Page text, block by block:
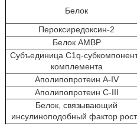
Белок
Пероксиредоксин-2
Белок АМВР
Субъединица C1q-
комплемента
Аполипопротеин A-IV
Аполипопротеин C-III
Белок, связывающий
инсулиноподобный фактор